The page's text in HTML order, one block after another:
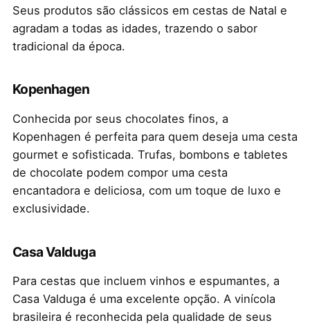
Seus produtos são clássicos em cestas de Natal e
agradam a todas as idades, trazendo o sabor
tradicional da época.
Kopenhagen
Conhecida por seus chocolates finos, a
Kopenhagen é perfeita para quem deseja uma cesta
gourmet e sofisticada. Trufas, bombons e tabletes
de chocolate podem compor uma cesta
encantadora e deliciosa, com um toque de luxo e
exclusividade.
Casa Valduga
Para cestas que incluem vinhos e espumantes, a
Casa Valduga é uma excelente opção. A vinícola
brasileira é reconhecida pela qualidade de seus